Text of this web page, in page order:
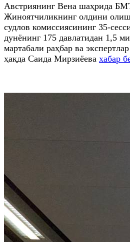
Австриянинг Вена шаҳрида
Жиноятчиликнинг олдини
судлов комиссиясининг 35-
дунёнинг 175 давлатидан 1,5
мартабали раҳбар ва
ҳақда Саида Мирзиёева хабар